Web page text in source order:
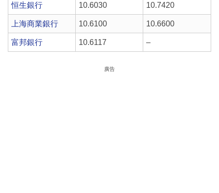
恒生銀行 10.6030 10.7420
上海商業銀行 10.6100 10.6600
富邦銀行 10.6117 –
廣告